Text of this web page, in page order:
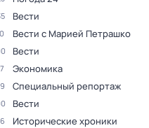
Вести
Вести с Марией Петрашко
Вести
Экономика
Специальный репортаж
Вести
Исторические хроники